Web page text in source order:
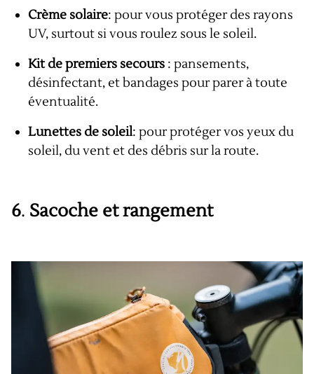
Crème solaire: pour vous protéger des rayons
UV, surtout si vous roulez sous le soleil.
Kit de premiers secours : pansements,
désinfectant, et bandages pour parer à toute
éventualité.
Lunettes de soleil: pour protéger vos yeux du
soleil, du vent et des débris sur la route.
6. Sacoche et rangement